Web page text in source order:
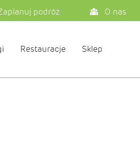
podróż O nas
Restauracje Sklep